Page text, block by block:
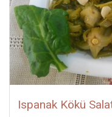
Ispanak Kökü